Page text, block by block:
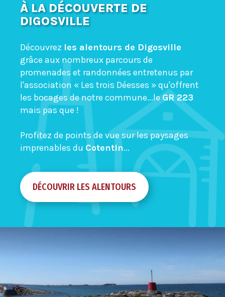
À LA DÉCOUVERTE DE
DIGOSVILLE
Découvrez les alentours de Digosville
grâce aux nombreux parcours de
promenades et randonnées entretenus par
l'association « Les trois Déesses » qu'offrent
les bocages de notre commune...leGR 223
mais pas que !
Profitez de points de vue sur les paysages
imprenables du Cotentin...
DÉCOUVRIR LES ALENTOURS